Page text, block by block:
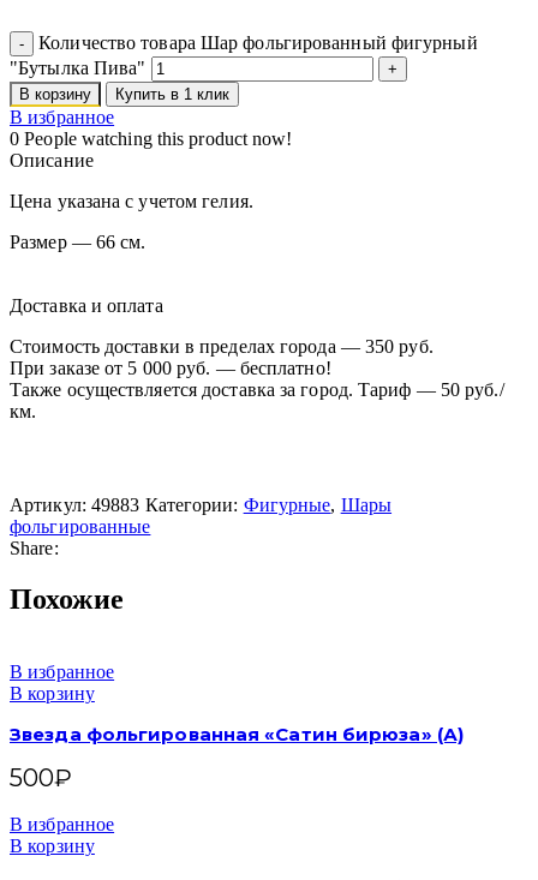
Количество товара Шар фольгированный фигурный
"Бутылка Пива"
В корзину Купить в 1 клик
В избранное
0 People watching this product now!
Описание
Цена указана с учетом гелия.
Размер — 66 см.
Доставка и оплата
Стоимость доставки в пределах города — 350 руб.
При заказе от 5 000 руб. — бесплатно!
Также осуществляется доставка за город. Тариф — 50 руб./
км.
Артикул: 49883 Категории: Фигурные, Шары
фольгированные
Share:
Похожие
В избранное
В корзину
Звезда фольгированная «Сатин бирюза» (А)
500₽
В избранное
В корзину